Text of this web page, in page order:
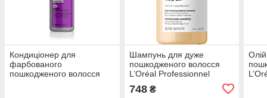
Кондиціонер для
фарбованого
пошкодженого волосся
Шампунь для дуже
пошкодженого волосся
L’Oréal Professionnel
Quinoa 300 мл
748₴